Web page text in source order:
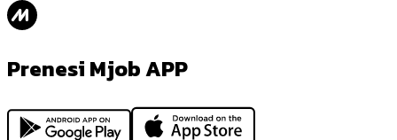
Prenesi Mjob APP